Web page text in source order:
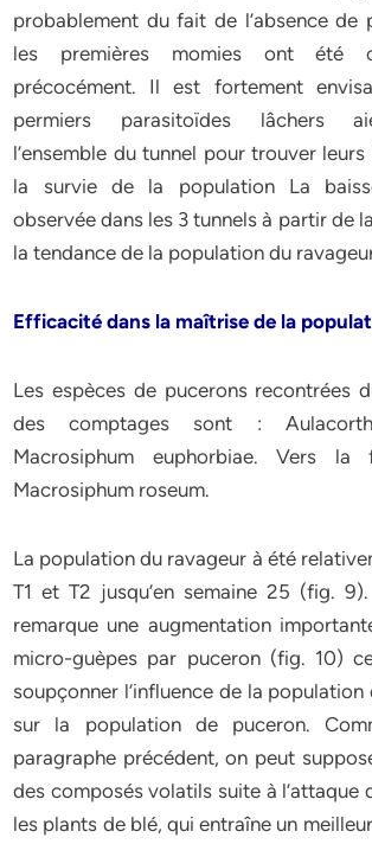
probablement du fait de l’absence de
les premières momies ont été
précocément. Il est fortement
permiers parasitoïdes lâchers
l’ensemble du tunnel pour trouver
la survie de la population La
observée dans les 3 tunnels à partir de
la tendance de la population du
Efficacité dans la maîtrise de la
Les espèces de pucerons recontrées
des comptages sont :
Macrosiphum euphorbiae. Vers
Macrosiphum roseum.
La population du ravageur à été
T1 et T2 jusqu’en semaine 25 (fig.
remarque une augmentation
micro-guèpes par puceron (fig. 10)
soupçonner l’influence de la
sur la population de puceron.
paragraphe précédent, on peut
des composés volatils suite à l’attaque
les plants de blé, qui entraîne un